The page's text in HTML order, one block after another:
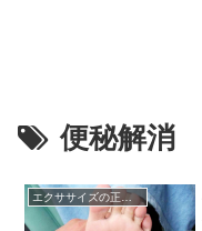
便秘解消
エクササイズの正しい知識☆